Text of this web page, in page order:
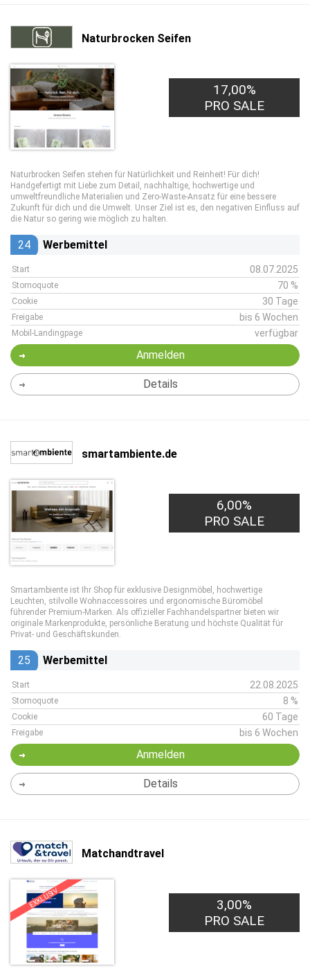
Naturbrocken Seifen
17,00%
PRO SALE
Naturbrocken Seifen stehen für Natürlichkeit und Reinheit! Für dich!
Handgefertigt mit Liebe zum Detail, nachhaltige, hochwertige und
umweltfreundliche Materialien und Zero-Waste-Ansatz für eine bessere
Zukunft für dich und die Umwelt. Unser Ziel ist es, den negativen Einfluss auf
die Natur so gering wie möglich zu halten.
24 Werbemittel
Start 08.07.2025
Stornoquote 70 %
Cookie 30 Tage
Freigabe bis 6 Wochen
Mobil-Landingpage verfügbar
Anmelden
Details
smartambiente.de
6,00%
PRO SALE
Smartambiente ist Ihr Shop für exklusive Designmöbel, hochwertige
Leuchten, stilvolle Wohnaccessoires und ergonomische Büromöbel
führender Premium-Marken. Als offizieller Fachhandelspartner bieten wir
originale Markenprodukte, persönliche Beratung und höchste Qualität für
Privat- und Geschäftskunden.
25 Werbemittel
Start 22.08.2025
Stornoquote 8 %
Cookie 60 Tage
Freigabe bis 6 Wochen
Anmelden
Details
Matchandtravel
EXKLUSIV
3,00%
PRO SALE